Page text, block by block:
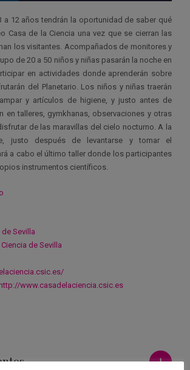
a 12 años tendrán la oportunidad de saber qué
Casa de la Ciencia una vez que se cierran las
los visitantes. Acompañados de monitores y
de 20 a 50 niños y niñas pasarán la noche en
en actividades donde aprenderán sobre
del Planetario. Los niños y niñas traerán
y artículos de higiene, y justo antes de
en talleres, gymkhanas, observaciones y otras
de las maravillas del cielo nocturno. A la
justo después de levantarse y tomar el
a cabo el último taller donde los participantes
instrumentos científicos.
Sevilla
de Sevilla
http://www.casadelaciencia.csic.es
Ver más